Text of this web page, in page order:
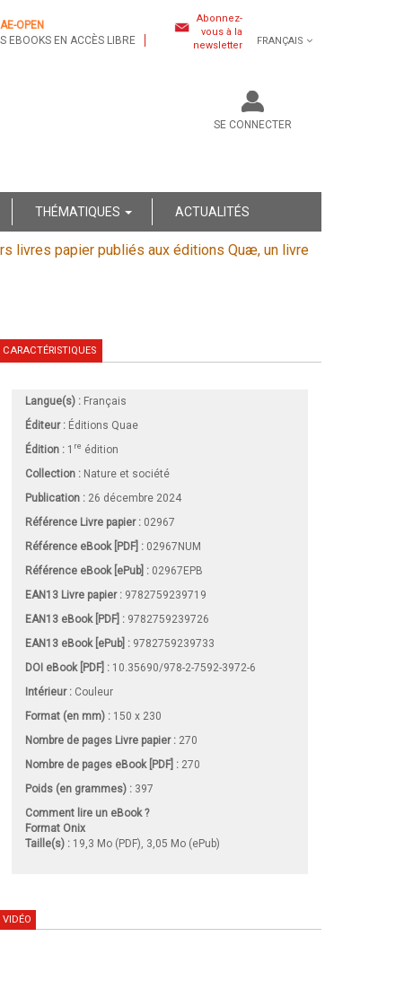
OPEN
EBOOKS EN ACCÈS LIBRE
Abonnez-
vous à la
newsletter
FRANÇAIS
SE CONNECTER
THÉMATIQUES ACTUALITÉS
livres papier publiés aux éditions Quæ, un livre
CARACTÉRISTIQUES
Langue(s) : Français
Éditeur : Éditions Quae
Édition : 1 re édition
Collection : Nature et société
Publication : 26 décembre 2024
Référence Livre papier : 02967
Référence eBook [PDF] : 02967NUM
Référence eBook [ePub] : 02967EPB
EAN13 Livre papier : 9782759239719
EAN13 eBook [PDF] : 9782759239726
EAN13 eBook [ePub] : 9782759239733
DOI eBook [PDF] : 10.35690/978-2-7592-3972-6
Intérieur : Couleur
Format (en mm) : 150 x 230
Nombre de pages Livre papier: 270
Nombre de pages eBook [PDF] : 270
Poids (en grammes) : 397
Comment lire un eBook ?
Format Onix
Taille(s) : 19,3 Mo (PDF), 3,05 Mo (ePub)
VIDÉO